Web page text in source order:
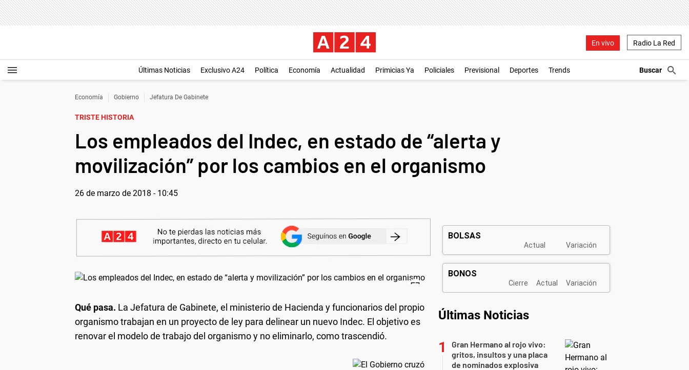
En vivo Radio La Red
Últimas Noticias Exclusivo A24 Política Economía Actualidad Primicias Ya Policiales Previsional Deportes Trends
Economía Gobierno Jefatura De Gabinete
TRISTE HISTORIA
Los empleados del Indec, en estado de “alerta y
movilización” por los cambios en el organismo
26 de marzo de 2018 - 10:45
Qué pasa. La Jefatura de Gabinete, el ministerio de Hacienda y funcionarios del propio
organismo trabajan en un proyecto de ley para delinear un nuevo Indec. El objetivo es
renovar el modelo de trabajo del organismo y no eliminarlo, como trascendió.
Últimas Noticias
Gran Hermano al rojo vivo:
gritos, insultos y una placa
de nominados explosiva